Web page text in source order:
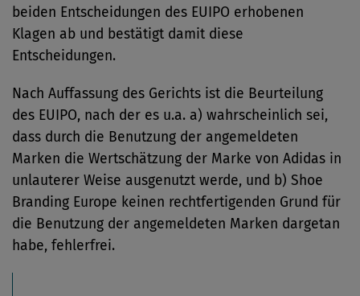
beiden Entscheidungen des EUIPO erhobenen
Klagen ab und bestätigt damit diese
Entscheidungen.
Nach Auffassung des Gerichts ist die Beurteilung
des EUIPO, nach der es u.a. a) wahrscheinlich sei,
dass durch die Benutzung der angemeldeten
Marken die Wertschätzung der Marke von Adidas in
unlauterer Weise ausgenutzt werde, und b) Shoe
Branding Europe keinen rechtfertigenden Grund für
die Benutzung der angemeldeten Marken dargetan
habe, fehlerfrei.